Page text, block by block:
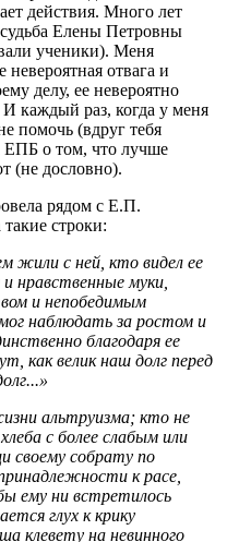
действия. Много лет
Елены Петровны
ученики). Меня
отвага и
делу, ее невероятно
И каждый раз, когда у меня
помочь (вдруг тебя
о том, что лучше
(не дословно).
рядом с Е.П.
строки:
жили с ней, кто видел ее
нравственные муки,
и непобедимым
наблюдать за ростом и
благодаря ее
как велик наш долг перед
альтруизма; кто не
с более слабым или
своему собрату по
к расе,
ему ни встретилось
глух к крику
клевету на невинного